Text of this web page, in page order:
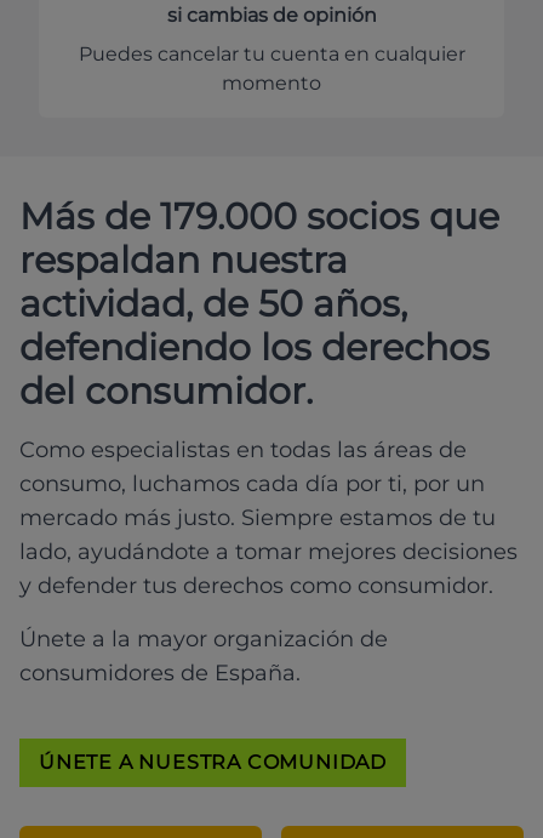
si cambias de opinión
Puedes cancelar tu cuenta en cualquier
momento
Más de 179.000 socios que
respaldan nuestra
actividad, de 50 años,
defendiendo los derechos
del consumidor.
Como especialistas en todas las áreas de
consumo, luchamos cada día por ti, por un
mercado más justo. Siempre estamos de tu
lado, ayudándote a tomar mejores decisiones
y defender tus derechos como consumidor.
Únete a la mayor organización de
consumidores de España.
ÚNETE A NUESTRA COMUNIDAD